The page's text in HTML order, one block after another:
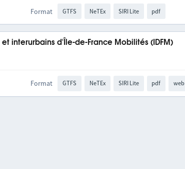
Format GTFS NeTEx SIRI Lite pdf
et interurbains d'Île-de-France Mobilités (IDFM)
Format GTFS NeTEx SIRI Lite pdf web